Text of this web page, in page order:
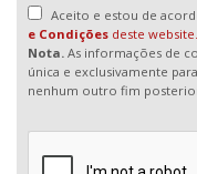
Aceito e estou de
e Condições deste website.
Nota. As informações de
única e exclusivamente
nenhum outro fim